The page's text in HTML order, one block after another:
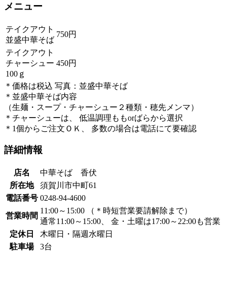
メニュー
テイクアウト
並盛中華そば
750円
テイクアウト
チャーシュー
100ｇ
450円
＊価格は税込 写真：並盛中華そば
＊並盛中華そば内容
（生麺・スープ・チャーシュー２種類・穂先メンマ）
＊チャーシューは、 低温調理ももorばらから選択
＊1個からご注文ＯＫ、 多数の場合は電話にて要確認
詳細情報
店名
中華そば 香伏
所在地
須賀川市中町61
電話番号 0248-94-4600
営業時間
11:00～15:00 （＊時短営業要請解除まで）
通常11:00～15:00、 金・土曜は17:00～22:00も営業
定休日
木曜日・隔週水曜日
駐車場
3台